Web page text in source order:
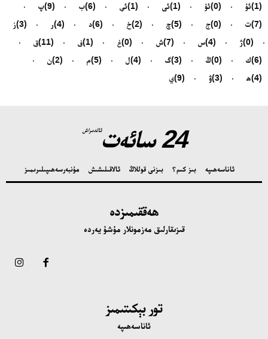
ئۇ
(1) ئۈ (0) ئى (1) ئې (1) ب (6) پ
(9)
ت
(7) ج (0) چ (5) خ (2) د (6) ر (4) ز
(3)
ژ
(0) س (4) ش (7) غ (0) ف (1) ق
(11)
ك
(6) ڭ (0) گ (3) ل (4) م (5) ن
(2)
ھ
(4) ۋ (3) ي (9)
24 سائەت ئالدىراش
ئاناسەھىپە بىز كىم؟ بىزنى قوللاڭ ئالاقىلىشىش مۇنبەرسەھىپىلىرىمىز
ھەققىمىزدە
قىزىقارلىق مەزمونلار مۇشۇ يەردە
تور بېكىتىمىز
ئاناسەھىپە